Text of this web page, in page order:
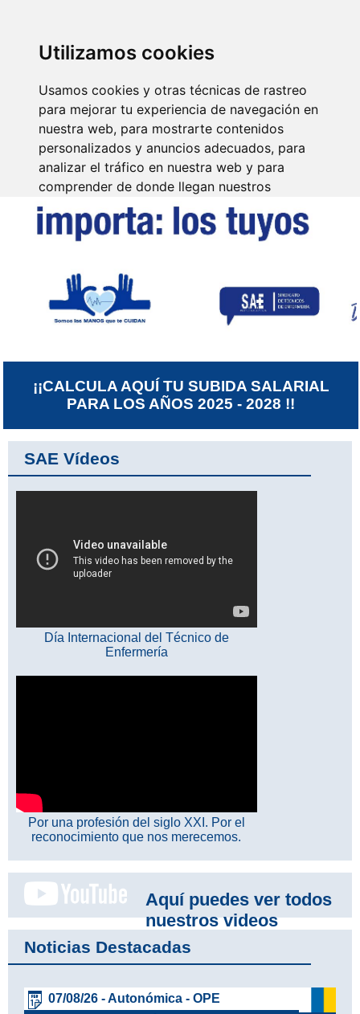
Utilizamos cookies
Usamos cookies y otras técnicas de rastreo
para mejorar tu experiencia de navegación en
nuestra web, para mostrarte contenidos
personalizados y anuncios adecuados, para
analizar el tráfico en nuestra web y para
comprender de donde llegan nuestros
visitantes.
Configurar
¡¡CALCULA AQUÍ TU SUBIDA SALARIAL
PARA LOS AÑOS 2025 - 2028 !!
SAE Vídeos
Día Internacional del Técnico de
Enfermería
Por una profesión del siglo XXI. Por el
reconocimiento que nos merecemos.
Aquí puedes ver todos
nuestros videos
Noticias Destacadas
07/08/26 - Autonómica - OPE